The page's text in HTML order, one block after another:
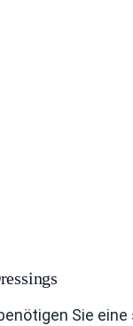
Sie